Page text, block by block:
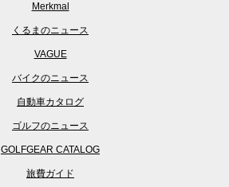
Merkmal
くるまのニュース
VAGUE
バイクのニュース
自動車カタログ
ゴルフのニュース
GOLFGEAR CATALOG
旅費ガイド